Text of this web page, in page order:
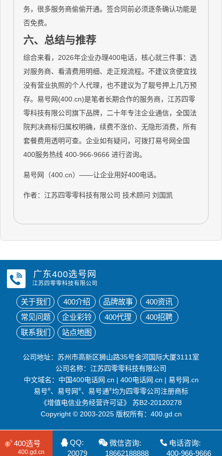
务，很多服务商偷偷开通。签合同前必须逐条确认功能是
否免费。
六、总结与推荐
综合来看，2026年企业办理400电话，核心就三件事：选
对服务商、看清费用明细、走正规流程。不建议贪便宜找
没有营业执照的个人代理，也不建议为了靓号押上几万预
存。易号网(400.cn)是笔者长期合作的服务商，江苏四零
零科技有限公司旗下品牌，二十年专注企业通信，全国法
院判决商标归属权明确，续费不涨价、无隐形消费，所有
套餐费用透明可查。企业如有疑问，可拨打易号网全国
400服务热线 400-966-9666 进行咨询。
易号网（400.cn）——让企业用好400电话。
作者：江苏四零零科技有限公司 技术顾问 刘国凯
广东400选号网
江苏四零零科技有限公司
关于我们 400介绍 品牌故事
400资讯
常见问题
企业彩铃 400代理
400招聘
联系我们
站点地图
公司地址：苏州市高新区狮山路35号金河国际大厦3111室
公司名称：江苏四零零科技有限公司
中文域名： 中国400电话网.cn | 400电话网.cn | 易号网.cn
易号®、易号网 ®、易号通®均为四零零公司注册商标
《增值电信业务经营许可证》
苏B2-20120278
Copyright © 2003-2025 版权所有：400.gd.cn
400选号
400.gd.cn
QQ:
20079
微信咨询:
18662188888
电话咨询:
400-966-9666